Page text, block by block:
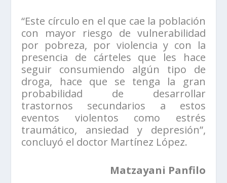
“Este círculo en el que cae la población
con mayor riesgo de vulnerabilidad
por pobreza, por violencia y con la
presencia de cárteles que les hace
seguir consumiendo algún tipo de
droga, hace que se tenga la gran
probabilidad de desarrollar
trastornos secundarios a estos
eventos violentos como estrés
traumático, ansiedad y depresión”,
concluyó el doctor Martínez López.
Matzayani Panfilo